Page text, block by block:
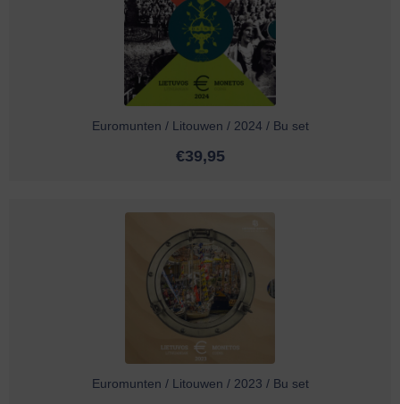
Euromunten / Litouwen / 2024 / Bu set
€39,95
Euromunten / Litouwen / 2023 / Bu set